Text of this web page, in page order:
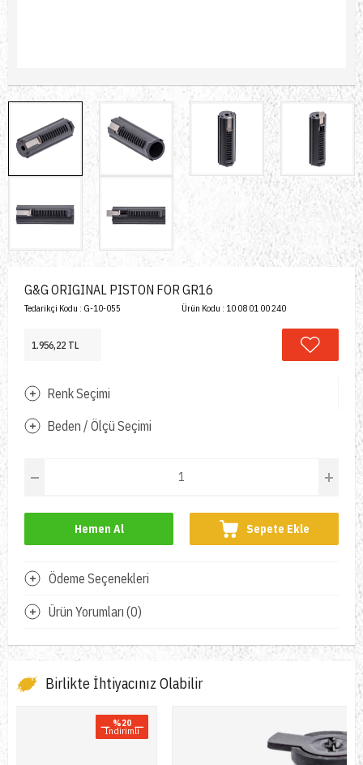
G&G ORIGINAL PISTON FOR GR16
Tedarikçi Kodu : G-10-055 Ürün Kodu : 10 08 01 00 240
1.956,22 TL
Renk Seçimi
Beden / Ölçü Seçimi
Hemen Al Sepete Ekle
Ödeme Seçenekleri
Ürün Yorumları (0)
Birlikte İhtiyacınız Olabilir